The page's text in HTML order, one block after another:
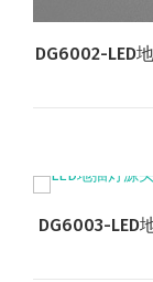
DG6002-LED
DG6003-LED